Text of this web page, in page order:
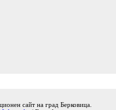
сайт на град Берковица.